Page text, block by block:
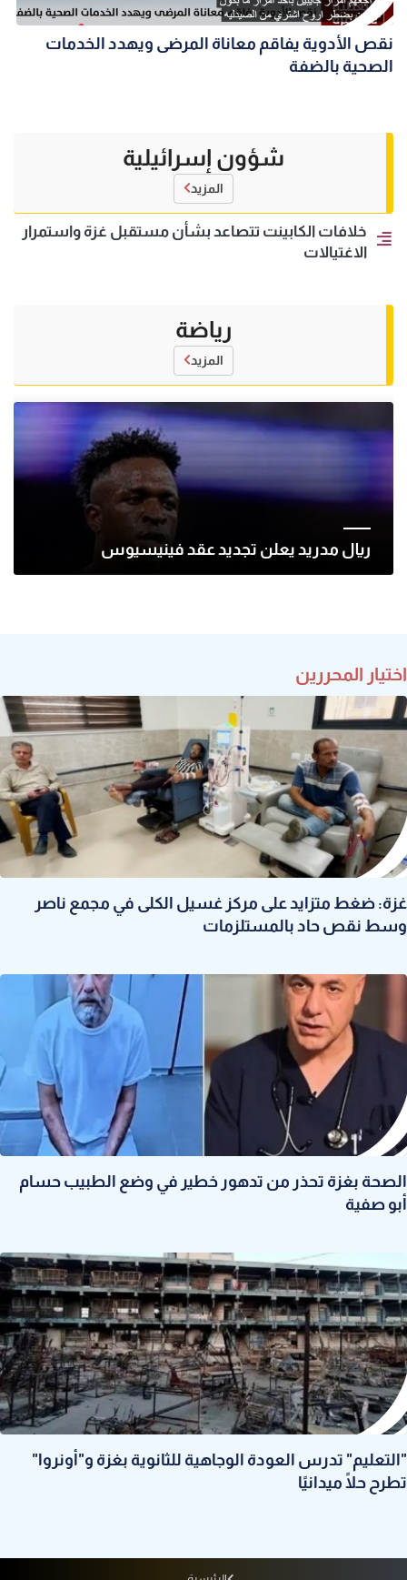
نقص الأدوية يفاقم معاناة المرضى ويهدد الخدمات
الصحية بالضفة
شؤون إسرائيلية
المزيد
خلافات الكابينت تتصاعد بشأن مستقبل غزة واستمرار
الاغتيالات
رياضة
المزيد
ريال مدريد يعلن تجديد عقد فينيسيوس
اختيار المحررين
غزة: ضغط متزايد على مركز غسيل الكلى في مجمع ناصر
وسط نقص حاد بالمستلزمات
الصحة بغزة تحذر من تدهور خطير في وضع الطبيب حسام
أبو صفية
"التعليم" تدرس العودة الوجاهية للثانوية بغزة و"أونروا"
تطرح حلًا ميدانيًا